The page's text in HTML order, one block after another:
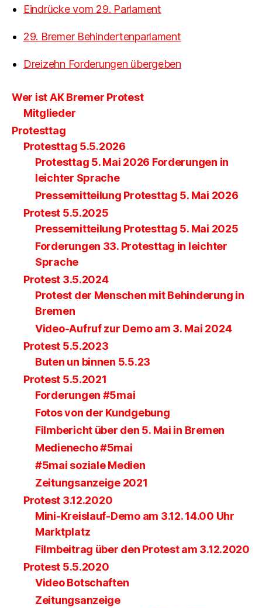
Eindrücke vom 29. Parlament
29. Bremer Behindertenparlament
Dreizehn Forderungen übergeben
Wer ist AK Bremer Protest
Mitglieder
Protesttag
Protesttag 5.5.2026
Protesttag 5. Mai 2026 Forderungen in
leichter Sprache
Pressemitteilung Protesttag 5. Mai 2026
Protest 5.5.2025
Pressemitteilung Protesttag 5. Mai 2025
Forderungen 33. Protesttag in leichter
Sprache
Protest 3.5.2024
Protest der Menschen mit Behinderung in
Bremen
Video-Aufruf zur Demo am 3. Mai 2024
Protest 5.5.2023
Buten un binnen 5.5.23
Protest 5.5.2021
Forderungen #5mai
Fotos von der Kundgebung
Filmbericht über den 5. Mai in Bremen
Medienecho #5mai
#5mai soziale Medien
Zeitungsanzeige 2021
Protest 3.12.2020
Mini-Kreislauf-Demo am 3.12. 14.00 Uhr
Marktplatz
Filmbeitrag über den Protest am 3.12.2020
Protest 5.5.2020
Video Botschaften
Zeitungsanzeige